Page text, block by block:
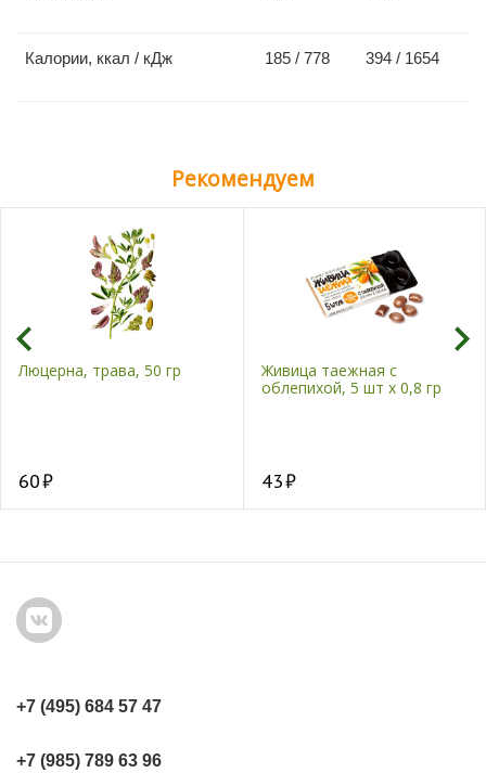
Калории, ккал / кДж 185 / 778 394 / 1654
Рекомендуем
Люцерна, трава, 50 гр
60
Живица таежная с
облепихой, 5 шт х 0,8 гр
43
+7 (495) 684 57 47
+7 (985) 789 63 96